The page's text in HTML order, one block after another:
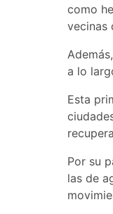
como
vecinas
a lo
Esta
Por su
las de